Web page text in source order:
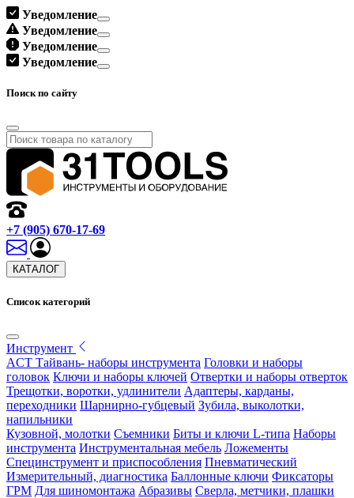
Уведомление
Уведомление
Уведомление
Уведомление
Поиск по сайту
+7 (905) 670-17-69
КАТАЛОГ
Список категорий
Инструмент
ACT Тайвань- наборы инструмента Головки и наборы
головок Ключи и наборы ключей Отвертки и наборы отверток
Трещотки, воротки, удлинители Адаптеры, карданы,
переходники Шарнирно-губцевый Зубила, выколотки,
напильники
Кузовной, молотки Съемники Биты и ключи L-типа Наборы
инструмента Инструментальная мебель Ложементы
Специнструмент и приспособления Пневматический
Измерительный, диагностика Баллонные ключи Фиксаторы
ГРМ Для шиномонтажа Абразивы Сверла, метчики, плашки